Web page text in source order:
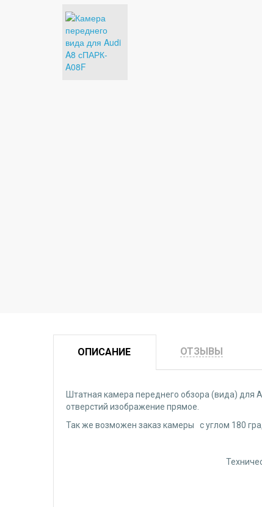
ОПИСАНИЕ ОТЗЫВЫ
Штатная камера переднего обзора (вида) для
отверстий изображение прямое.
Так же возможен заказ камеры с углом 180